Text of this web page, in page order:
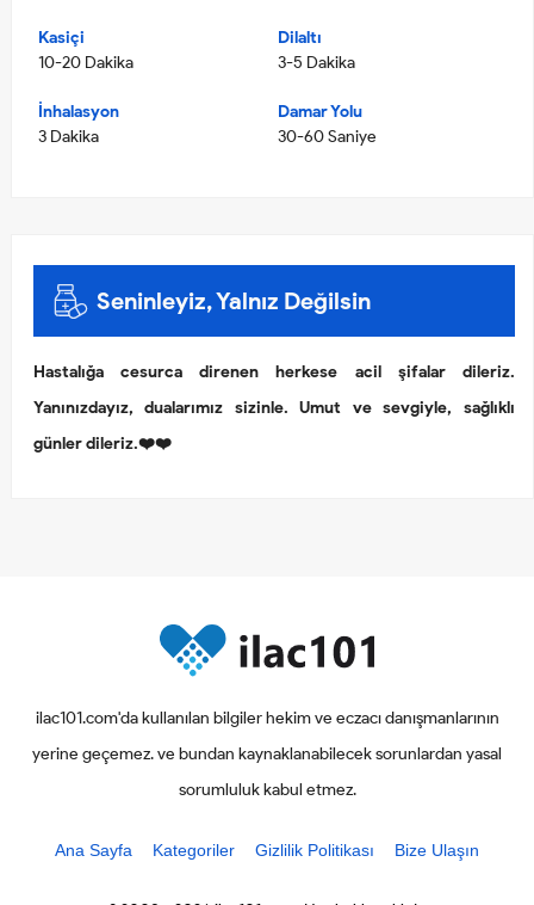
Kasiçi
10-20 Dakika
Dilaltı
3-5 Dakika
İnhalasyon
3 Dakika
Damar Yolu
30-60 Saniye
Seninleyiz, Yalnız Değilsin
Hastalığa cesurca direnen herkese acil şifalar dileriz.
Yanınızdayız, dualarımız sizinle. Umut ve sevgiyle, sağlıklı
günler dileriz.❤️❤️
ilac101.com'da kullanılan bilgiler hekim ve eczacı danışmanlarının
yerine geçemez. ve bundan kaynaklanabilecek sorunlardan yasal
sorumluluk kabul etmez.
Ana Sayfa Kategoriler Gizlilik Politikası Bize Ulaşın